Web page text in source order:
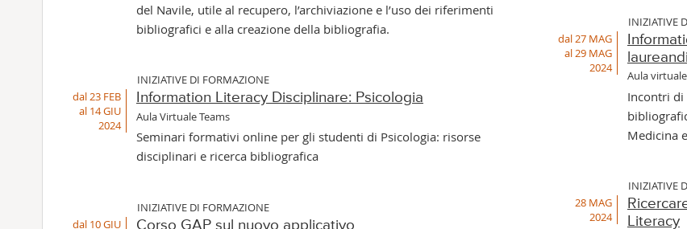
del Navile, utile al recupero, l’archiviazione e l’uso dei riferimenti
bibliografici e alla creazione della bibliografia.
INIZIATIVE DI FORMAZIONE
dal 23 FEB
al 14 GIU
2024
Information Literacy Disciplinare: Psicologia
Aula Virtuale Teams
Seminari formativi online per gli studenti di Psicologia: risorse
disciplinari e ricerca bibliografica
INIZIATIVE DI FORMAZIONE
dal 10 GIU
Corso GAP sul nuovo applicativo
INIZIATIVE
dal 27 MAG
al 29 MAG
2024
Aula
Incontri
Medicina
INIZIATIVE
28 MAG
2024
Literacy